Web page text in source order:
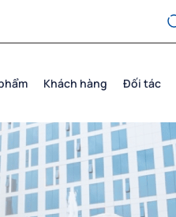
Khách hàng Đối tác